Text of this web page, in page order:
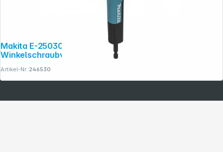
Makita E-25030 1/4" Impact Black
Winkelschraubvorsatz
Artikel-Nr.:246530